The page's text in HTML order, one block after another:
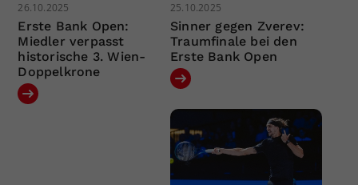
26.10.2025
Erste Bank Open:
Miedler verpasst
historische 3. Wien-
Doppelkrone
25.10.2025
Sinner gegen Zverev:
Traumfinale bei den
Erste Bank Open